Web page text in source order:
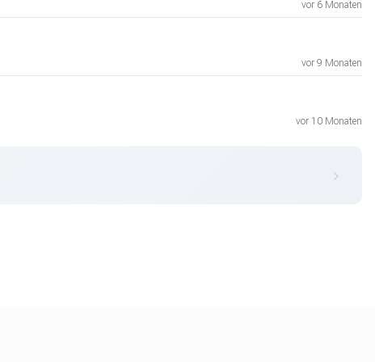
vor 6 Monaten
vor 9 Monaten
vor 10 Monaten